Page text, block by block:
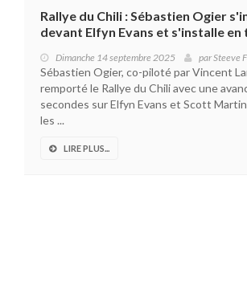
Rallye du Chili : Sébastien Ogier
devant Elfyn Evans et s'installe en
Dimanche 14 septembre 2025 parSteeve
Sébastien Ogier, co-piloté par Vincent
remporté le Rallye du Chili avec une
secondes sur Elfyn Evans et Scott
les ...
LIRE PLUS...